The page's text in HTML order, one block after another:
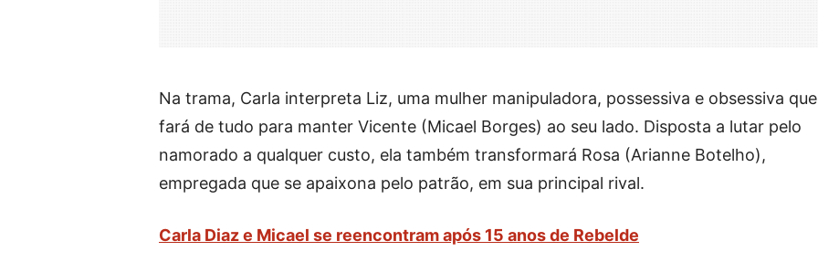
Na trama, Carla interpreta Liz, uma mulher manipuladora, possessiva e obsessiva que
fará de tudo para manter Vicente (Micael Borges) ao seu lado. Disposta a lutar pelo
namorado a qualquer custo, ela também transformará Rosa (Arianne Botelho),
empregada que se apaixona pelo patrão, em sua principal rival.
Carla Diaz e Micael se reencontram após 15 anos de Rebelde